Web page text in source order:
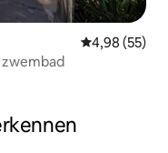
Gemiddelde
4,98 (55)
zwembad